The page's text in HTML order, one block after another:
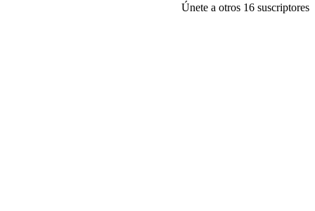
Únete a otros 16 suscriptores